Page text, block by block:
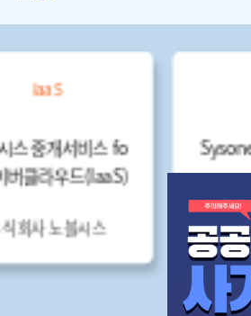
IaaS
NHN Cloud
관용(IaaS)
사 아이웍스
안랩클
aver
(주)안랩